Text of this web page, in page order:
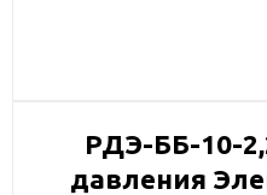
РДЭ-ББ-10-
давления